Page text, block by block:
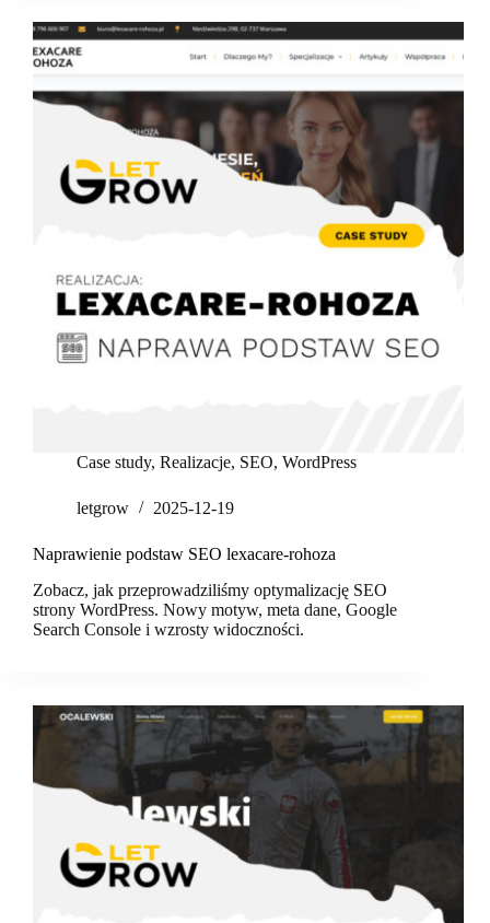
Case study, Realizacje, SEO, WordPress
letgrow 2025-12-19
Naprawienie podstaw SEO lexacare-rohoza
Zobacz, jak przeprowadziliśmy optymalizację SEO
strony WordPress. Nowy motyw, meta dane, Google
Search Console i wzrosty widoczności.